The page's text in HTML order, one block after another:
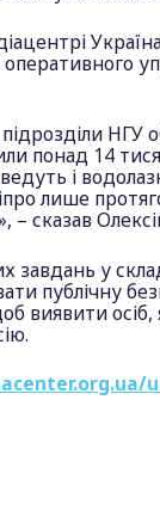
НГУ
понад 14
і
лише
– сказав
завдань у
публічну
виявити